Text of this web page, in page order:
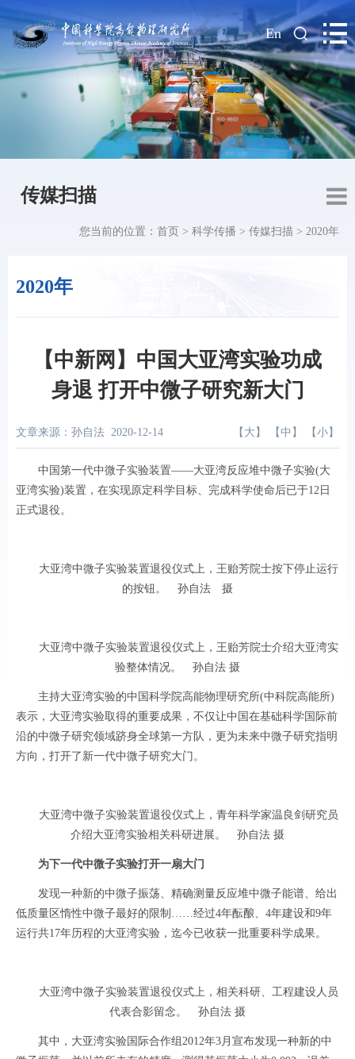
| En
传媒扫描
2020年
您当前的位置： 首页 > 科学传播 > 传媒扫描 > 2020年
【中新网】中国大亚湾实验功成
身退 打开中微子研究新大门
文章来源：孙自法 2020-12-14 【 大 】 【 中 】 【 小 】
中国第一代中微子实验装置——大亚湾反应堆中微子实验(大
亚湾实验)装置，在实现原定科学目标、完成科学使命后已于12日
正式退役。
大亚湾中微子实验装置退役仪式上，王贻芳院士按下停止运行
的按钮。 孙自法 摄
大亚湾中微子实验装置退役仪式上，王贻芳院士介绍大亚湾实
验整体情况。 孙自法 摄
主持大亚湾实验的中国科学院高能物理研究所(中科院高能所)
表示，大亚湾实验取得的重要成果，不仅让中国在基础科学国际前
沿的中微子研究领域跻身全球第一方队，更为未来中微子研究指明
方向，打开了新一代中微子研究大门。
大亚湾中微子实验装置退役仪式上，青年科学家温良剑研究员
介绍大亚湾实验相关科研进展。 孙自法 摄
为下一代中微子实验打开一扇大门
发现一种新的中微子振荡、精确测量反应堆中微子能谱、给出
低质量区惰性中微子最好的限制……经过4年酝酿、4年建设和9年
运行共17年历程的大亚湾实验，迄今已收获一批重要科学成果。
大亚湾中微子实验装置退役仪式上，相关科研、工程建设人员
代表合影留念。 孙自法 摄
其中，大亚湾实验国际合作组2012年3月宣布发现一种新的中